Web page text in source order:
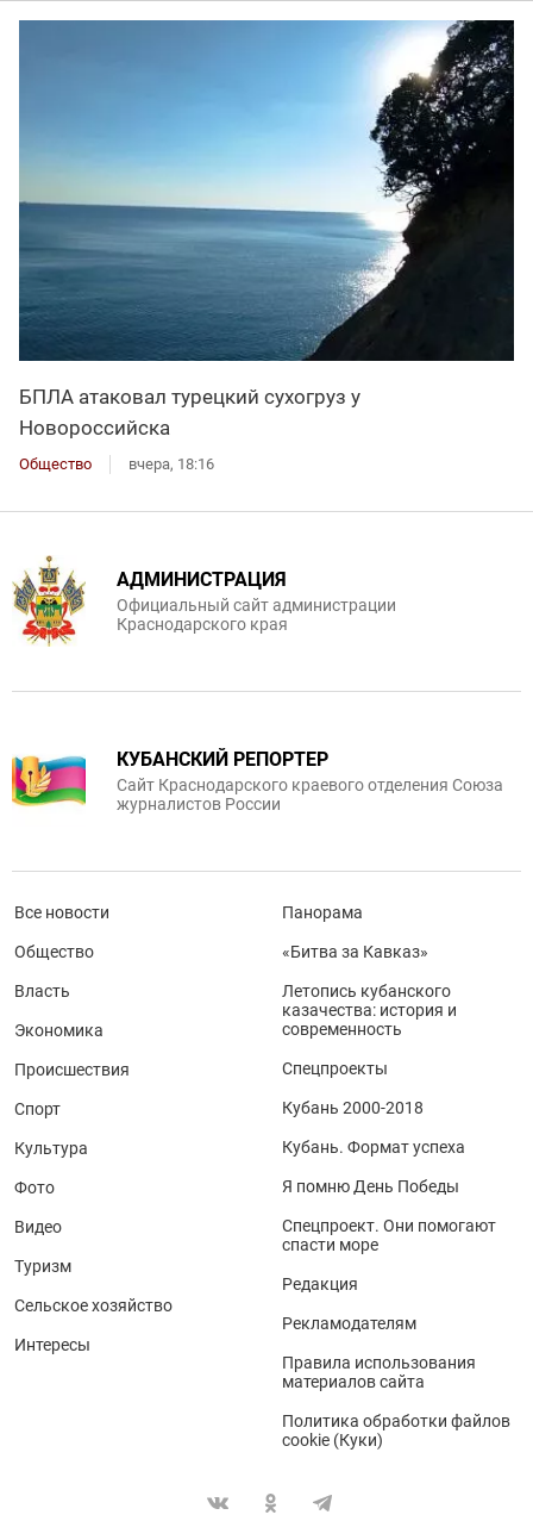
БПЛА атаковал турецкий сухогруз у
Новороссийска
Общество вчера, 18:16
АДМИНИСТРАЦИЯ
Официальный сайт администрации
Краснодарского края
КУБАНСКИЙ РЕПОРТЕР
Сайт Краснодарского краевого отделения Союза
журналистов России
Все новости
Общество
Власть
Экономика
Происшествия
Спорт
Культура
Фото
Видео
Туризм
Сельское хозяйство
Интересы
Панорама
«Битва за Кавказ»
Летопись кубанского
казачества: история и
современность
Спецпроекты
Кубань 2000-2018
Кубань. Формат успеха
Я помню День Победы
Спецпроект. Они помогают
спасти море
Редакция
Рекламодателям
Правила использования
материалов сайта
Политика обработки файлов
cookie (Куки)